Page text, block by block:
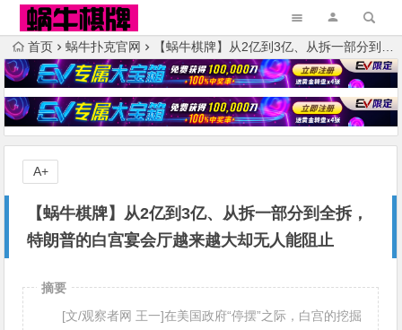
首页 蜗牛扑克官网 【蜗牛棋牌】从2亿到3亿、从拆一部分到全拆，特朗普的白宫宴会厅越来越大却无人能阻止
【蜗牛棋牌】从2亿到3亿、从拆一部分到全拆，
特朗普的白宫宴会厅越来越大却无人能阻止
A+
摘要
[文/观察者网 王一]在美国政府“停摆”之际，白宫的挖掘